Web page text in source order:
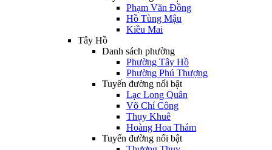
Phạm Văn Đồng
Hồ Tùng Mậu
Kiều Mai
Tây Hồ
Danh sách phường
Phường Tây Hồ
Phường Phú Thượng
Tuyến đường nổi bật
Lạc Long Quân
Võ Chí Công
Thụy Khuê
Hoàng Hoa Thám
Tuyến đường nổi bật